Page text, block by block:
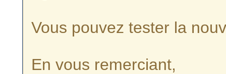
Vous pouvez tester la
En vous remerciant,